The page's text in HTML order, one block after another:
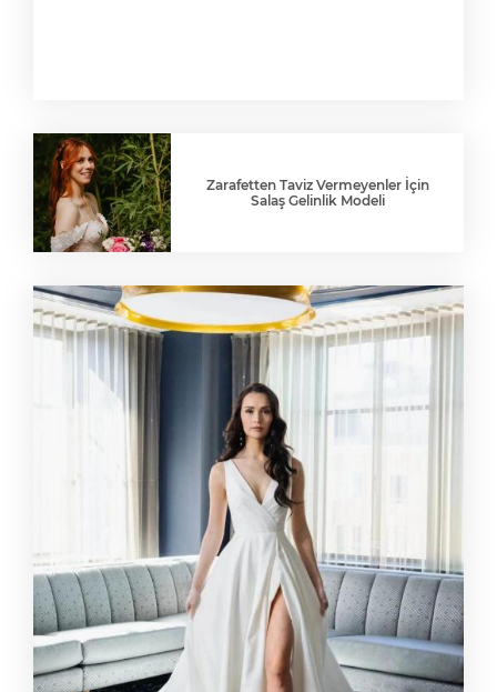
Zarafetten Taviz Vermeyenler İçin
Salaş Gelinlik Modeli